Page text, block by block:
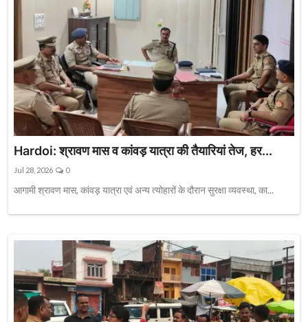
Hardoi: श्रावण मास व कांवड़ यात्रा की तैयारियां तेज, हर...
Jul 28, 2026 0
आगामी श्रावण मास, कांवड़ यात्रा एवं अन्य त्योहारों के दौरान सुरक्षा व्यवस्था, का...